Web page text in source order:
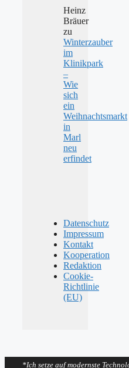
Heinz
Bräuer
zu
Winterzauber
im
Klinikpark
–
Wie
sich
ein
Weihnachtsmarkt
in
Marl
neu
erfindet
Datenschutz
Impressum
Kontakt
Kooperation
Redaktion
Cookie-
Richtlinie
(EU)
*Ich setze auf modernste